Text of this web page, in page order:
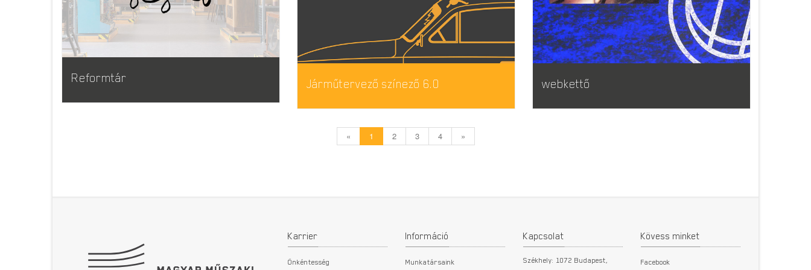
Reformtár Járműtervező színező 6.0 webkettő
« 1 2 3 4 »
Karrier
Önkéntesség
Információ
Munkatársaink
Kapcsolat
Székhely: 1072 Budapest,
Kövess minket
Facebook